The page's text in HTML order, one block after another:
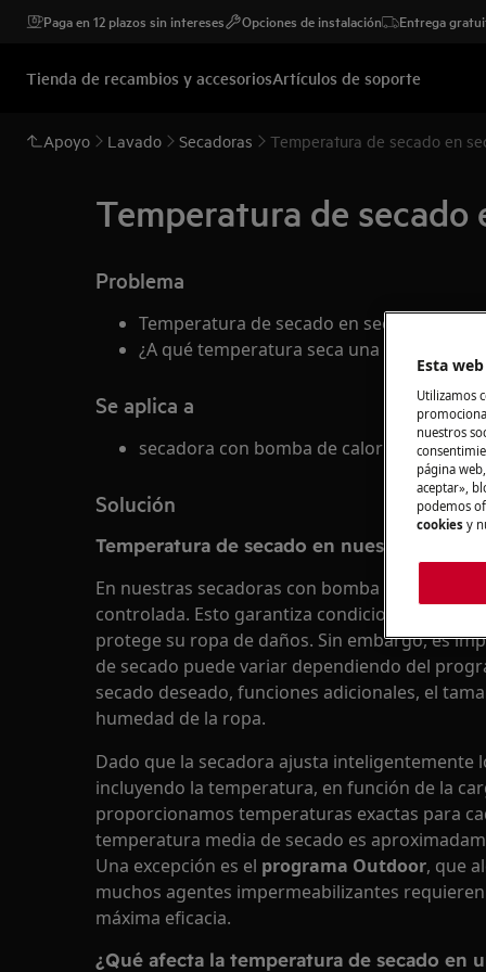
Paga en 12 plazos sin intereses Opciones de instalación Entrega
Tienda de recambios y accesoriosArtículos de soporte
Apoyo Lavado Secadoras Temperatura de secado en
Temperatura de secado
Problema
Temperatura de secado en secadora con
¿A qué temperatura seca una secadora
Se aplica a
secadora con bomba de calor
Solución
Temperatura de secado en nuestros
En nuestras secadoras con bomba de calor, el
controlada. Esto garantiza condiciones
protege su ropa de daños. Sin embargo, es
de secado puede variar dependiendo del
secado deseado, funciones adicionales, el
humedad de la ropa.
Dado que la secadora ajusta inteligentemente
incluyendo la temperatura, en función de la
proporcionamos temperaturas exactas para
temperatura media de secado es
Una excepción es el programa Outdoor, que
muchos agentes impermeabilizantes
máxima eficacia.
¿Qué afecta la temperatura de secado en
Esta
Utilizamos
nuestros
página
aceptar»,
podemos
cookies y